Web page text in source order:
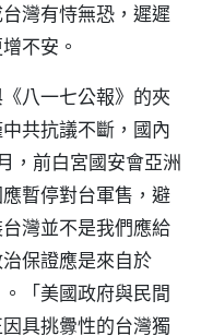
灣有恃無恐，遲遲
不安。
八一七公報》的夾
共抗議不斷，國內
，前白宮國安會亞洲
暫停對台軍售，避
灣並不是我們應給
保證應是來自於
「美國政府與民間
具挑釁性的台灣獨